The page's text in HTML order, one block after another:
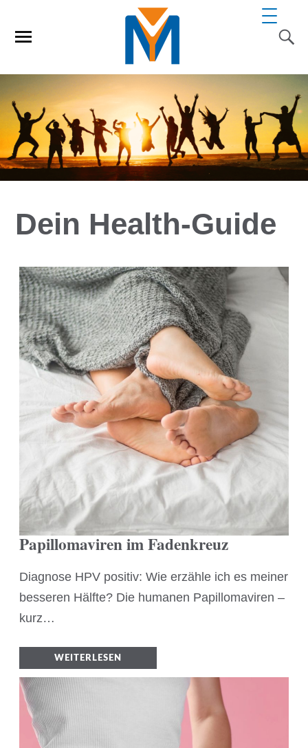
Dein Health-Guide
Papillomaviren im Fadenkreuz
Diagnose HPV positiv: Wie erzähle ich es meiner
besseren Hälfte? Die humanen Papillomaviren –
kurz…
WEITERLESEN